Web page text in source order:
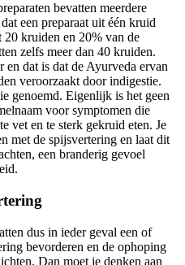
bevatten meerdere
een preparaat uit één kruid
20 kruiden en 20% van de
zelfs meer dan 40 kruiden.
en dat is dat de Ayurveda ervan
veroorzaakt door indigestie.
genoemd. Eigenlijk is het geen
voor symptomen die
vet en te sterk gekruid eten. Je
met de spijsvertering en laat dit
een branderig gevoel
dus in ieder geval een of
bevorderen en de ophoping
Dan moet je denken aan